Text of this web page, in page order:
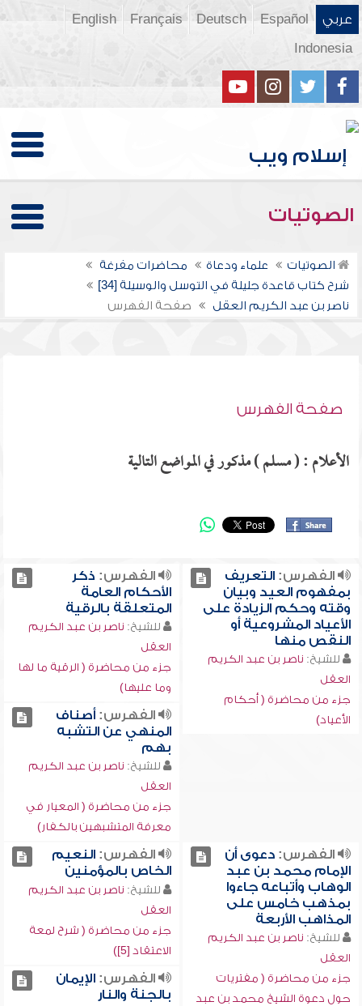
عربي Español
Deutsch
Français
English
Indonesia
الصوتيات
الصوتيات علماء ودعاة
محاضرات مفرغة
شرح كتاب قاعدة جليلة في التوسل والوسيلة [34]
ناصر بن عبد الكريم العقل
صفحة الفهرس
صفحة الفهرس
الأعلام : ( مسلم ) مذكور في المواضع التالية
الفهرس:التعريف
بمفهوم العيد وبيان
وقته وحكم الزيادة على
الأعياد المشروعية أو
النقص منها
للشيخ: ناصر بن عبد الكريم
العقل
جزء من محاضرة ( أحكام
الأعياد)
الفهرس: ذكر
الأحكام العامة
المتعلقة بالرقية
للشيخ: ناصر بن عبد الكريم
العقل
جزء من محاضرة ( الرقية ما لها
وما عليها)
الفهرس:أصناف
المنهي عن التشبه
بهم
للشيخ: ناصر بن عبد الكريم
العقل
جزء من محاضرة ( المعيار في
معرفة المتشبهين بالكفار)
الفهرس:دعوى أن
الإمام محمد بن عبد
الوهاب وأتباعه جاءوا
بمذهب خامس على
المذاهب الأربعة
للشيخ: ناصر بن عبد الكريم
العقل
جزء من محاضرة ( مفتريات
حول دعوة الشيخ محمد بن عبد
الفهرس:النعيم
الخاص بالمؤمنين
للشيخ: ناصر بن عبد الكريم
العقل
جزء من محاضرة ( شرح لمعة
الاعتقاد [5])
الفهرس:الإيمان
بالجنة والنار